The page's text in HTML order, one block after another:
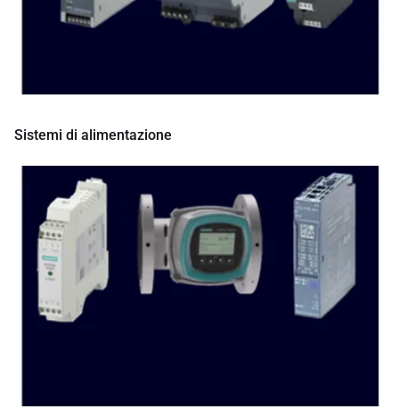
Sistemi di alimentazione